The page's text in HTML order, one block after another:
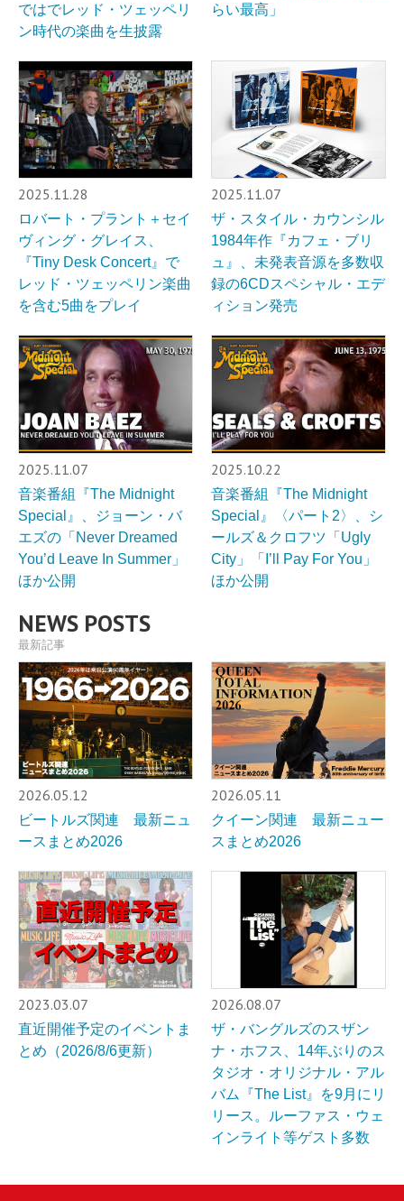
ではでレッド・ツェッペリ
ン時代の楽曲を生披露
らい最高」
2025.11.28
ロバート・プラント＋セイ
ヴィング・グレイス、
『Tiny Desk Concert』で
レッド・ツェッペリン楽曲
を含む5曲をプレイ
2025.11.07
ザ・スタイル・カウンシル
1984年作『カフェ・ブリ
ュ』、未発表音源を多数収
録の6CDスペシャル・エデ
ィション発売
2025.11.07
音楽番組『The Midnight
Special』、ジョーン・バ
エズの「Never Dreamed
You’d Leave In Summer」
ほか公開
2025.10.22
音楽番組『The Midnight
Special』〈パート2〉、シ
ールズ＆クロフツ「Ugly
City」「I’ll Pay For You」
ほか公開
NEWS POSTS
最新記事
2026.05.12
ビートルズ関連 最新ニュ
ースまとめ2026
2026.05.11
クイーン関連 最新ニュー
スまとめ2026
2023.03.07
直近開催予定のイベントま
とめ（2026/8/6更新）
2026.08.07
ザ・バングルズのスザン
ナ・ホフス、14年ぶりのス
タジオ・オリジナル・アル
バム『The List』を9月にリ
リース。ルーファス・ウェ
インライト等ゲスト多数